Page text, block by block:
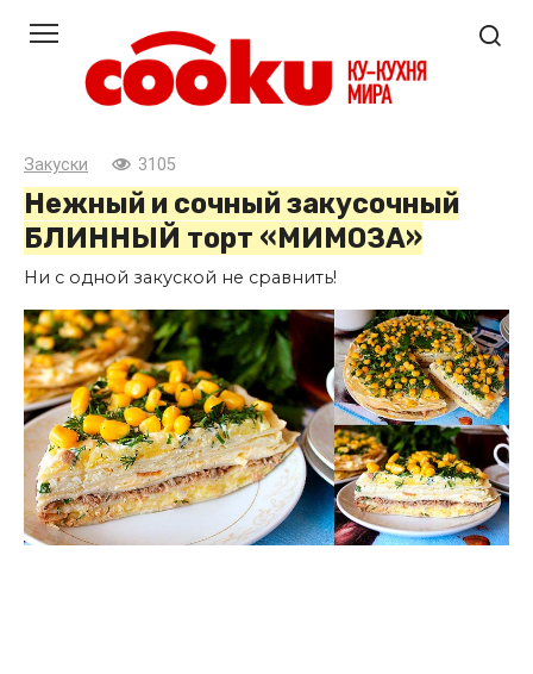
контенту
Закуски 3105
Нежный и сочный закусочный
БЛИННЫЙ торт «МИМОЗА»
Ни с одной закуской не сравнить!